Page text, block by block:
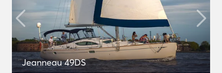
Jeanneau 49DS